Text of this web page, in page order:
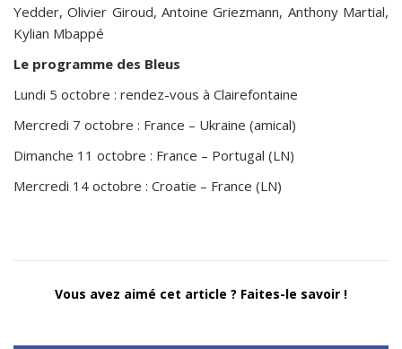
Yedder, Olivier Giroud, Antoine Griezmann, Anthony Martial,
Kylian Mbappé
Le programme des Bleus
Lundi 5 octobre : rendez-vous à Clairefontaine
Mercredi 7 octobre : France – Ukraine (amical)
Dimanche 11 octobre : France – Portugal (LN)
Mercredi 14 octobre : Croatie – France (LN)
Vous avez aimé cet article ? Faites-le savoir !